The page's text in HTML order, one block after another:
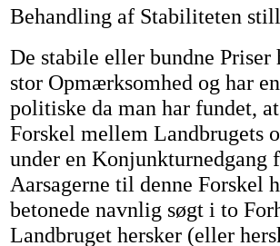
Behandling af Stabiliteten
De stabile eller bundne
stor Opmærksomhed og har
politiske da man har fundet,
Forskel mellem Landbrugets
under en Konjunkturnedgang
Aarsagerne til denne Forskel
betonede navnlig søgt i to
Landbruget hersker (eller